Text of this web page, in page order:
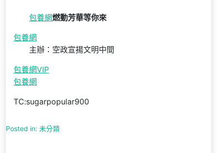
包養網燃動芳華等你來
包養網
主辦：空政宣揚文明中間
包養網VIP
包養網
TC:sugarpopular900
Posted in: 未分類